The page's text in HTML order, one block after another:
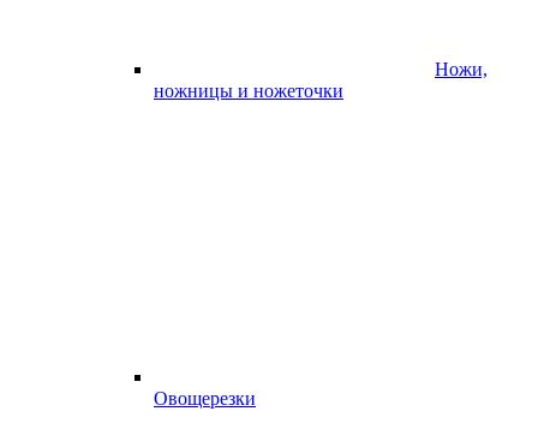
Ножи,
ножницы и ножеточки
Овощерезки